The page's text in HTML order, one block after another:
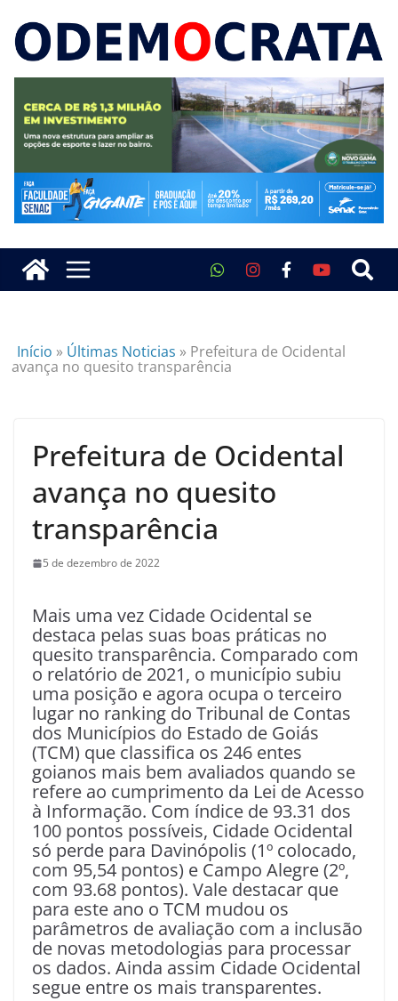
Início » Últimas Noticias » Prefeitura de Ocidental
avança no quesito transparência
Prefeitura de Ocidental
avança no quesito
transparência
5 de dezembro de 2022
Mais uma vez Cidade Ocidental se
destaca pelas suas boas práticas no
quesito transparência. Comparado com
o relatório de 2021, o município subiu
uma posição e agora ocupa o terceiro
lugar no ranking do Tribunal de Contas
dos Municípios do Estado de Goiás
(TCM) que classifica os 246 entes
goianos mais bem avaliados quando se
refere ao cumprimento da Lei de Acesso
à Informação. Com índice de 93.31 dos
100 pontos possíveis, Cidade Ocidental
só perde para Davinópolis (1º colocado,
com 95,54 pontos) e Campo Alegre (2º,
com 93.68 pontos). Vale destacar que
para este ano o TCM mudou os
parâmetros de avaliação com a inclusão
de novas metodologias para processar
os dados. Ainda assim Cidade Ocidental
segue entre os mais transparentes.